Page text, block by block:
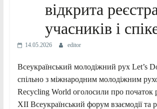
відкрита
учасників і
14.05.2026 editor
Всеукраїнський молодіжний рух Let’s
спільно з міжнародним молодіжним
Recycling World оголосили про початок
XII Всеукраїнський форум взаємодії та